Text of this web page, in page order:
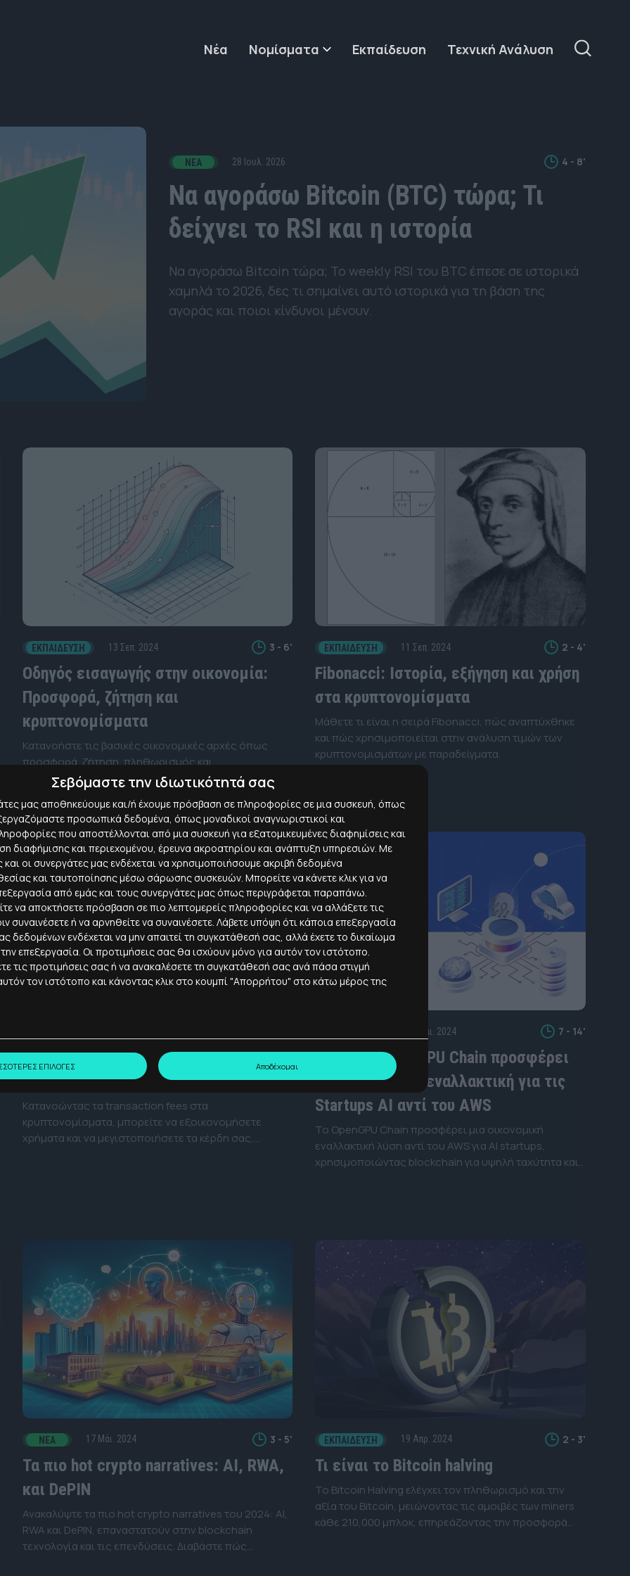
Σεβόμαστε την ιδιωτικότητά σας
μας αποθηκεύουμε και/ή έχουμε πρόσβαση σε πληροφορίες σε μια συσκευή, όπως
προσωπικά δεδομένα, όπως μοναδικοί αναγνωριστικοί και
που αποστέλλονται από μια συσκευή για εξατομικευμένες διαφημίσεις και
διαφήμισης και περιεχομένου, έρευνα ακροατηρίου και ανάπτυξη υπηρεσιών. Με
και οι συνεργάτες μας ενδέχεται να χρησιμοποιήσουμε ακριβή δεδομένα
και ταυτοποίησης μέσω σάρωσης συσκευών. Μπορείτε να κάνετε κλικ για να
από εμάς και τους συνεργάτες μας όπως περιγράφεται παραπάνω.
να αποκτήσετε πρόσβαση σε πιο λεπτομερείς πληροφορίες και να αλλάξετε τις
συναινέσετε ή να αρνηθείτε να συναινέσετε. Λάβετε υπόψη ότι κάποια επεξεργασία
ενδέχεται να μην απαιτεί τη συγκατάθεσή σας, αλλά έχετε το δικαίωμα
επεξεργασία. Οι προτιμήσεις σας θα ισχύουν μόνο για αυτόν τον ιστότοπο.
τις προτιμήσεις σας ή να ανακαλέσετε τη συγκατάθεσή σας ανά πάσα στιγμή
τον ιστότοπο και κάνοντας κλικ στο κουμπί "Απορρήτου" στο κάτω μέρος της
ΕΠΙΛΟΓΕΣ Αποδέχομαι
Νέα Νομίσματα Εκπαίδευση Τεχνική Ανάλυση
Να αγοράσω Bitcoin (BTC) τώρα; Τι
δείχνει το RSI και η ιστορία
Να αγοράσω Bitcoin τώρα; Το weekly RSI του BTC έπεσε σε ιστορικά
χαμηλά το 2026, δες τι σημαίνει αυτό ιστορικά για τη βάση της
αγοράς και ποιοι κίνδυνοι μένουν.
ΝΈΑ 28 Ιουλ. 2026 4 - 8'
Οδηγός εισαγωγής στην οικονομία:
Προσφορά, ζήτηση και
κρυπτονομίσματα
Κατανοήστε τις βασικές οικονομικές αρχές όπως
προσφορά, ζήτηση, πληθωρισμός και
κρυπτονομίσματα. Ένας πλήρης οδηγός για
αρχάριους.
ΕΚΠΑΊΔΕΥΣΗ 13 Σεπ. 2024 3 - 6'
Fibonacci: Ιστορία, εξήγηση και χρήση
στα κρυπτονομίσματα
Μάθετε τι είναι η σειρά Fibonacci, πώς αναπτύχθηκε
και πώς χρησιμοποιείται στην ανάλυση τιμών των
κρυπτονομισμάτων με παραδείγματα.
ΕΚΠΑΊΔΕΥΣΗ 11 Σεπ. 2024 2 - 4'
Κρυπτονομίσματα: Οδηγός για τα
transaction fees
Κατανοώντας τα transaction fees στα
κρυπτονομίσματα, μπορείτε να εξοικονομήσετε
χρήματα και να μεγιστοποιήσετε τα κέρδη σας,
OGPU: Το OpenGPU Chain προσφέρει
μια οικονομική εναλλακτική για τις
Startups AI αντί του AWS
Το OpenGPU Chain προσφέρει μια οικονομική
εναλλακτική λύση αντί του AWS για AI startups,
χρησιμοποιώντας blockchain για υψηλή ταχύτητα και
26 Μάι. 2024 7 - 14'
Τα πιο hot crypto narratives: AI, RWA,
και DePIN
Ανακαλύψτε τα πιο hot crypto narratives του 2024: AI,
RWA και DePIN, επαναστατούν στην blockchain
τεχνολογία και τις επενδύσεις. Διαβάστε πώς
ΝΈΑ 17 Μάι. 2024 3 - 5'
Τι είναι το Bitcoin halving
Το Bitcoin Halving ελέγχει τον πληθωρισμό και την
αξία του Bitcoin, μειώνοντας τις αμοιβές των miners
κάθε 210,000 μπλοκ, επηρεάζοντας την προσφορά
ΕΚΠΑΊΔΕΥΣΗ 19 Απρ. 2024 2 - 3'